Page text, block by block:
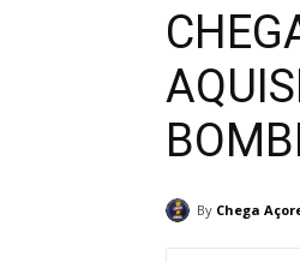
By Chega